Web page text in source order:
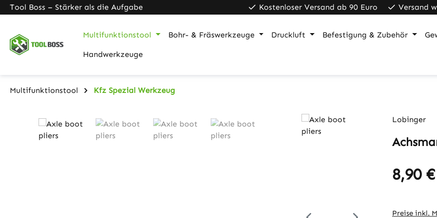
Hauptinhalt springen
Zur Suche springen
Zur Hauptnavigation springen
Tool Boss – Stärker als die Aufgabe Kostenloser Versand ab 90 Euro Versand
Multifunktionstool Bohr- & Fräswerkzeuge Druckluft Befestigung & Zubehör
Handwerkzeuge
Multifunktionstool Kfz Spezial Werkzeug
Bildergalerie überspringen Lobinger
Regulärer
8,90 €
Preise inkl.